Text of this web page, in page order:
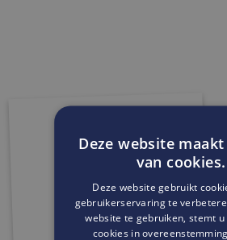
Deze website
van cookies.
Deze website gebruikt
gebruikerservaring te
website te gebruiken, stemt
cookies in